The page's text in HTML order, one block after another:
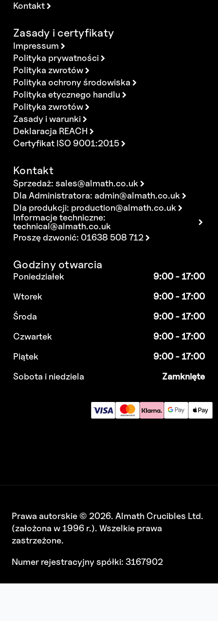
Kontakt
Zasady i certyfikaty
Impressum
Polityka prywatności
Polityka zwrotów
Polityka ochrony środowiska
Polityka etycznego handlu
Polityka zwrotów
Zasady i warunki
Deklaracja REACH
Certyfikat ISO 9001:2015
Kontakt
Sprzedaż:sales@almath.co.uk
Dla Administratora: admin@almath.co.uk
Dla produkcji: production@almath.co.uk
Informacje techniczne:
technical@almath.co.uk
Proszę dzwonić: 01638 508 712
Godziny otwarcia
Poniedziałek
9:00 - 17:00
Wtorek
9:00 - 17:00
Środa
9:00 - 17:00
Czwartek
9:00 - 17:00
Piątek
9:00 - 17:00
Sobota i niedziela
Zamknięte
Prawa autorskie © 2026. Almath Crucibles Ltd.
(założona w 1996 r.). Wszelkie prawa
zastrzeżone.
Numer rejestracyjny spółki: 3167902